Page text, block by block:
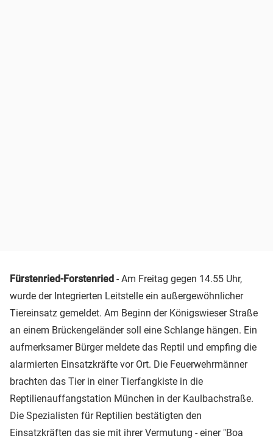
Fürstenried-Forstenried - Am Freitag gegen 14.55 Uhr,
wurde der Integrierten Leitstelle ein außergewöhnlicher
Tiereinsatz gemeldet. Am Beginn der Königswieser Straße
an einem Brückengeländer soll eine Schlange hängen. Ein
aufmerksamer Bürger meldete das Reptil und empfing die
alarmierten Einsatzkräfte vor Ort. Die Feuerwehrmänner
brachten das Tier in einer Tierfangkiste in die
Reptilienauffangstation München in der Kaulbachstraße.
Die Spezialisten für Reptilien bestätigten den
Einsatzkräften das sie mit ihrer Vermutung - einer "Boa